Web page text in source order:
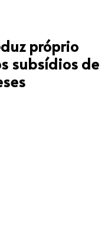
próprio
subsídios de